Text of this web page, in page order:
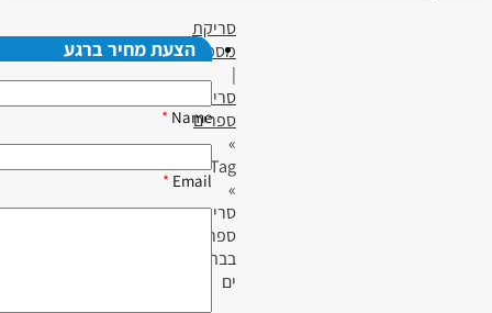
סריקת
מסמכים
|
סריקת
ספרים
»
Tag
»
סריקת
ספרים
בבת
ים
הצעת מחיר ברגע
Name
*
Email
*